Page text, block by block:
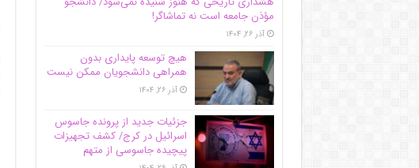
مؤذن جامعه است نه تماشاگر!
آذر ۲۶, ۱۴۰۴
هیچ توسعه پایداری بدون
همراهی دانشجویان ممکن نیست
آذر ۲۶, ۱۴۰۴
جزئیات جدید از پرونده جاسوس
اسرائیل در کرج/‌ کشف تجهیزات
پیچیده جاسوسی از متهم